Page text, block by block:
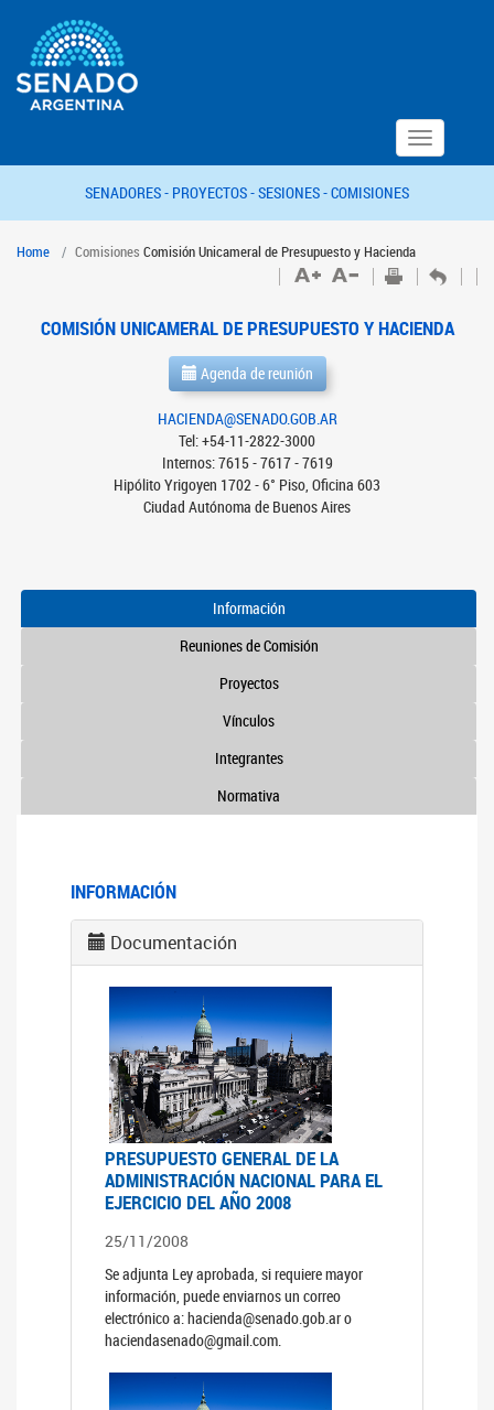
Toggle
navigation
SENADORES - PROYECTOS -SESIONES -COMISIONES
Home Comisiones Comisión Unicameral de Presupuesto y Hacienda
COMISIÓN UNICAMERAL DE PRESUPUESTO Y HACIENDA
Agenda de reunión
HACIENDA@SENADO.GOB.AR
Tel: +54-11-2822-3000
Internos: 7615 - 7617 - 7619
Hipólito Yrigoyen 1702 - 6° Piso, Oficina 603
Ciudad Autónoma de Buenos Aires
Información
Reuniones de Comisión
Proyectos
Vínculos
Integrantes
Normativa
INFORMACIÓN
Documentación
PRESUPUESTO GENERAL DE LA
ADMINISTRACIÓN NACIONAL PARA EL
EJERCICIO DEL AÑO 2008
25/11/2008
Se adjunta Ley aprobada, si requiere mayor
información, puede enviarnos un correo
electrónico a: hacienda@senado.gob.ar o
haciendasenado@gmail.com.